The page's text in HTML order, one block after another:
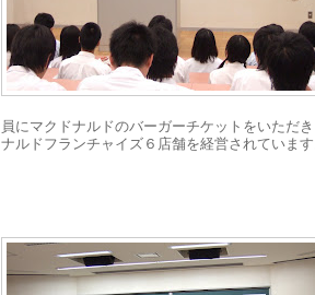
員にマクドナルドのバーガーチケットをいただ
ナルドフランチャイズ６店舗を経営されています